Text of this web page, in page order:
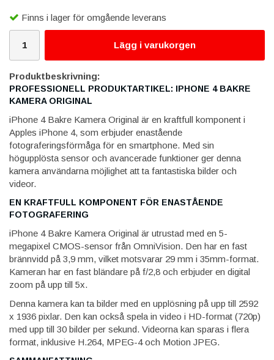
Finns i lager för omgående leverans
Lägg i varukorgen
Produktbeskrivning:
PROFESSIONELL PRODUKTARTIKEL: IPHONE 4 BAKRE
KAMERA ORIGINAL
iPhone 4 Bakre Kamera Original är en kraftfull komponent i
Apples iPhone 4, som erbjuder enastående
fotograferingsförmåga för en smartphone. Med sin
högupplösta sensor och avancerade funktioner ger denna
kamera användarna möjlighet att ta fantastiska bilder och
videor.
EN KRAFTFULL KOMPONENT FÖR ENASTÅENDE
FOTOGRAFERING
iPhone 4 Bakre Kamera Original är utrustad med en 5-
megapixel CMOS-sensor från OmniVision. Den har en fast
brännvidd på 3,9 mm, vilket motsvarar 29 mm i 35mm-format.
Kameran har en fast bländare på f/2,8 och erbjuder en digital
zoom på upp till 5x.
Denna kamera kan ta bilder med en upplösning på upp till 2592
x 1936 pixlar. Den kan också spela in video i HD-format (720p)
med upp till 30 bilder per sekund. Videorna kan sparas i flera
format, inklusive H.264, MPEG-4 och Motion JPEG.